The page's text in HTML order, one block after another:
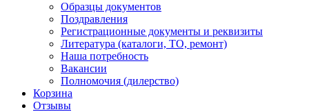
Образцы документов
Поздравления
Регистрационные документы и реквизиты
Литература (каталоги, ТО, ремонт)
Наша потребность
Вакансии
Полномочия (дилерство)
Корзина
Отзывы